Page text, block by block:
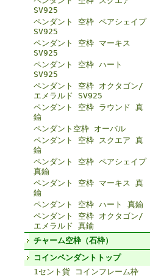
SV925
ペンダント 空枠 ペアシェイプ
SV925
ペンダント 空枠 マーキス
SV925
ペンダント 空枠 ハート
SV925
ペンダント 空枠 オクタゴン/
エメラルド SV925
ペンダント 空枠 ラウンド 真
鍮
ペンダント空枠 オーバル
ペンダント 空枠 スクエア 真
鍮
ペンダント 空枠 ペアシェイプ
真鍮
ペンダント 空枠 マーキス 真
鍮
ペンダント 空枠 ハート 真鍮
ペンダント 空枠 オクタゴン/
エメラルド 真鍮
チャーム空枠（石枠）
コインペンダントトップ
1セント貨 コインフレーム枠